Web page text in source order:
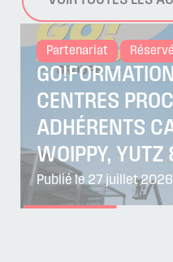
Partenariat
CENTRES
ADHÉRENTS
WOIPPY, YUTZ
Publié le 27 juillet 2026